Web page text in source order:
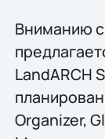
Вниманию
LandARCH
Organizer,